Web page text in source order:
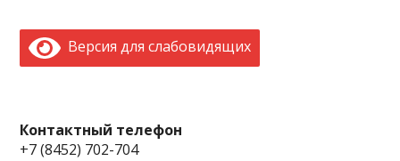
Версия для слабовидящих
Контактный телефон
+7 (8452) 702-704